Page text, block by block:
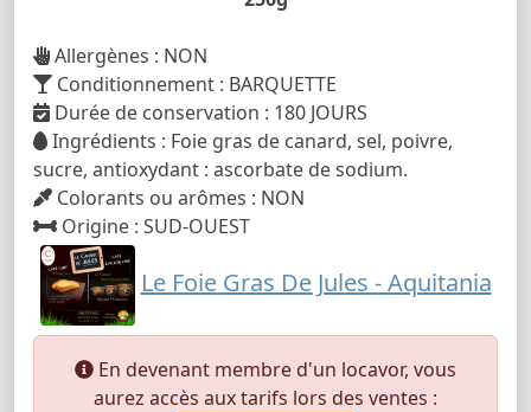
Allergènes : NON
Conditionnement : BARQUETTE
Durée de conservation : 180 JOURS
Ingrédients : Foie gras de canard, sel, poivre,
sucre, antioxydant : ascorbate de sodium.
Colorants ou arômes : NON
Origine : SUD-OUEST
Le Foie Gras De Jules - Aquitania
En devenant membre d'un locavor, vous
aurez accès aux tarifs lors des ventes :